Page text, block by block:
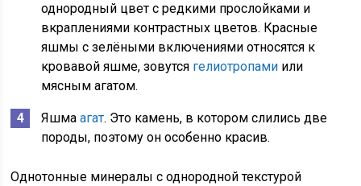
однородный цвет с редкими прослойками и
вкраплениями контрастных цветов. Красные
яшмы с зелёными включениями относятся к
кровавой яшме, зовутся гелиотропами или
мясным агатом.
Яшмаагат. Это камень, в котором слились две
породы, поэтому он особенно красив.
Однотонные минералы с однородной текстурой